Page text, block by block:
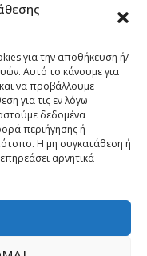
για την αποθήκευση ή/
Αυτό το κάνουμε για
να προβάλλουμε
για τις εν λόγω
δεδομένα
περιήγησης ή
Η μη συγκατάθεση ή
αρνητικά